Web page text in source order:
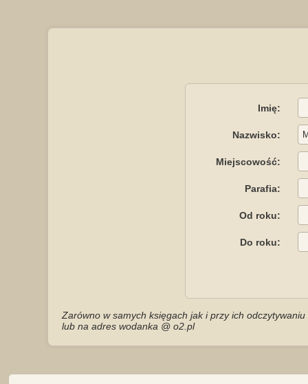
Imię:
Nazwisko:
Miejscowość:
Parafia:
Od roku:
Do roku:
Zarówno w samych księgach jak i przy ich
lub na adres wodanka @ o2.pl